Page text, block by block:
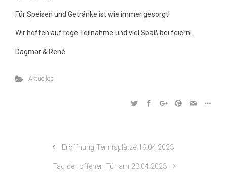
Für Speisen und Getränke ist wie immer gesorgt!
Wir hoffen auf rege Teilnahme und viel Spaß bei feiern!
Dagmar & René
Aktuelles
Eröffnung Tennisplätze 19.04.2023
Tag der offenen Tür am 23.04.2023